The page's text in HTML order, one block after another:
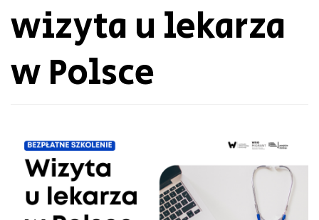
wizyta u lekarza
w Polsce